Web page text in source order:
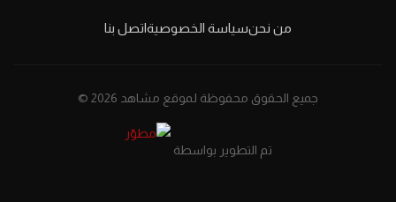
من نحنسياسة الخصوصيةاتصل بنا
جميع الحقوق محفوظة لموقع مشاهد 2026 ©
تم التطوير بواسطة